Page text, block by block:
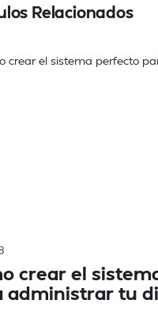
Relacionados
crear el
administrar tu